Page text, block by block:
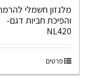
מלגזון חשמלי
והפיכת חביות דגם-
NL420
פרטים